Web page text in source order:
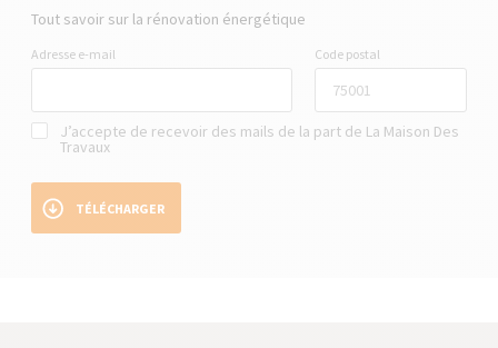
Tout savoir sur la rénovation énergétique
Adresse e-mail Code postal
J’accepte de recevoir des mails de la part de La Maison Des
Travaux
TÉLÉCHARGER